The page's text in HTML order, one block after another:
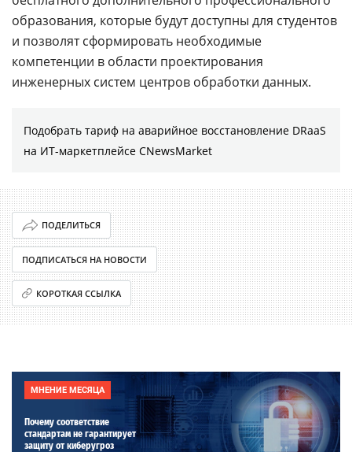
образования, которые будут доступны для студентов
и позволят сформировать необходимые
компетенции в области проектирования
инженерных систем центров обработки данных.
Подобрать тариф на аварийное восстановление DRaaS
на ИТ-маркетплейсе CNewsMarket
ПОДЕЛИТЬСЯ
ПОДПИСАТЬСЯ НА НОВОСТИ
КОРОТКАЯ ССЫЛКА
МНЕНИЕ МЕСЯЦА
Почему соответствие
стандартам не гарантирует
защиту от киберугроз